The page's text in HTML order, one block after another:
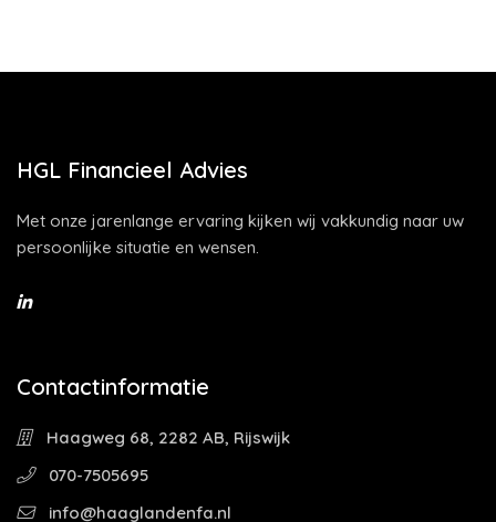
HGL Financieel Advies
Met onze jarenlange ervaring kijken wij vakkundig naar uw
persoonlijke situatie en wensen.
Contactinformatie
Haagweg 68, 2282 AB, Rijswijk
070-7505695
info@haaglandenfa.nl